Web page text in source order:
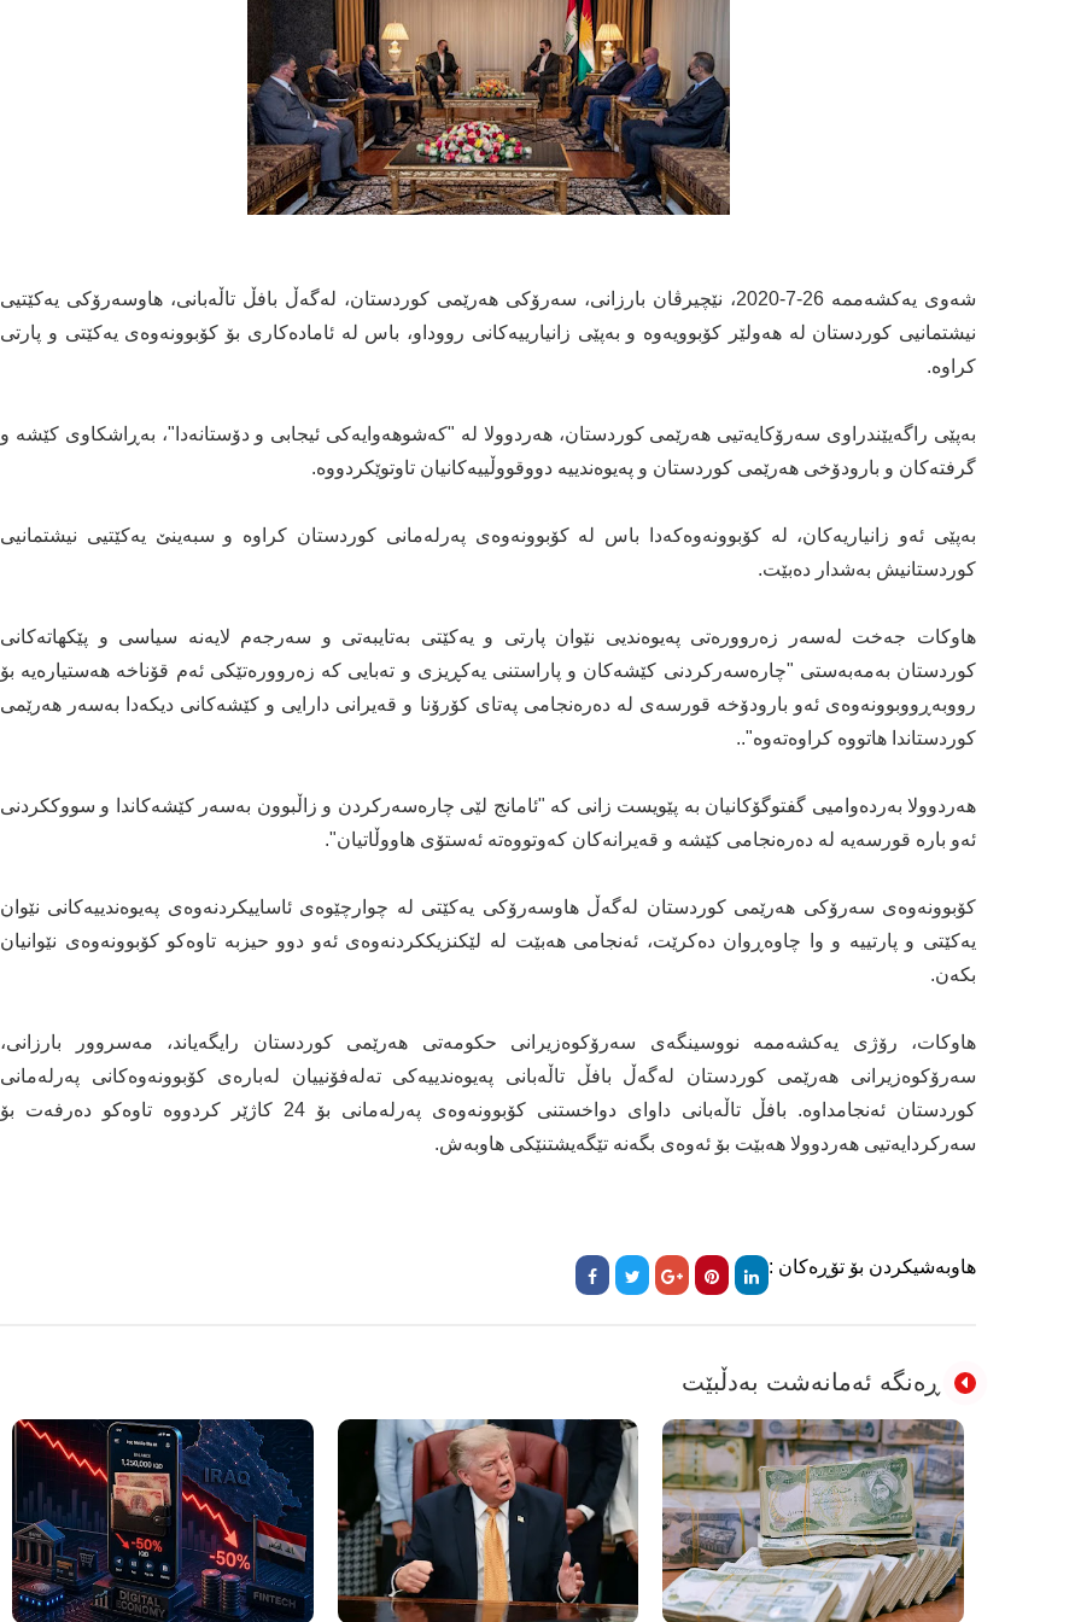
شەوی یەکشەممە 26-7-2020، نێچیرڤان بارزانی، سەرۆکی هەرێمی کوردستان، لەگەڵ بافڵ تاڵەبانی، هاوسەرۆکی یەکێتیی
نیشتمانیی کوردستان لە هەولێر کۆبوویەوە و بەپێی زانیارییەکانی رووداو، باس لە ئامادەکاری بۆ کۆبوونەوەی یەکێتی و پارتی
کراوە.
بەپێی راگەیێندراوی سەرۆکایەتیی هەرێمی کوردستان، هه‌ردوولا له‌ "كه‌شوهه‌وايه‌كى ئيجابى و دۆستانه‌دا"، به‌ڕاشكاوى كێشه‌ و
گرفته‌كان و بارودۆخى هه‌رێمى كوردستان و په‌يوه‌ندييه‌ دووقووڵييه‌كانيان تاوتوێكردووە.
بەپێی ئەو زانیاریەكان، لە کۆبوونەوەکەدا باس لە کۆبوونەوەی پەرلەمانی کوردستان کراوە و سبەینێ یەکێتیی نیشتمانیی
کوردستانیش بەشدار دەبێت.
هاوکات جەخت له‌سه‌ر زه‌رووره‌تى په‌يوه‌نديى نێوان پارتى و يه‌كێتى به‌تايبه‌تى و سه‌رجه‌م لايه‌نه‌ سياسى و پێكهاته‌كانى
كوردستان به‌مه‌به‌ستى "چاره‌سه‌ركردنى كێشه‌كان و پاراستنى يه‌كڕيزى و ته‌بايى كه‌ زه‌رووره‌تێكى ئه‌م قۆناخه‌ هه‌ستياره‌يه‌ بۆ
رووبه‌ڕووبوونه‌وه‌ى ئه‌و بارودۆخه‌ قورسه‌ى له‌ ده‌ره‌نجامى په‌تاى كۆرۆنا و قه‌يرانى دارايى و كێشه‌كانى ديكه‌دا به‌سه‌ر هه‌رێمى
كوردستاندا هاتووه‌ کراوەتەوە"..
هەردوولا بەردەوامیی گفتوگۆکانیان بە پێویست زانی کە "ئامانج لێى چاره‌سه‌ركردن و زاڵبوون به‌سه‌ر كێشه‌كاندا و سووككردنى
ئه‌و باره‌ قورسه‌يه‌ له‌ ده‌ره‌نجامى كێشه‌ و قه‌يرانه‌كان كه‌وتووه‌ته‌ ئه‌ستۆى هاووڵاتيان".
کۆبوونەوەی سەرۆکی هەرێمی کوردستان لەگەڵ هاوسەرۆکی یەکێتی لە چوارچێوەی ئاساییکردنەوەی پەیوەندییەکانی نێوان
یەکێتی و پارتییە و وا چاوەڕوان دەکرێت، ئەنجامی هەبێت لە لێکنزیککردنەوەی ئەو دوو حیزبە تاوەکو کۆبوونەوەی نێوانیان
بکەن.
هاوکات، رۆژی یەکشەممە نووسینگەی سەرۆکوەزیرانی حکومەتی هەرێمی کوردستان رایگەیاند، مەسروور بارزانی،
سەرۆکوەزیرانی هەرێمی کوردستان لەگەڵ بافڵ تاڵەبانی پەیوەندییەکی تەلەفۆنییان لەبارەی کۆبوونەوەکانی پەرلەمانی
کوردستان ئەنجامداوە. بافڵ تاڵەبانی داوای دواخستنی کۆبوونەوەی پەرلەمانی بۆ 24 کاژێر کردووە تاوەکو دەرفەت بۆ
سەرکردایەتیی ھەردوولا هەبێت بۆ ئەوەی بگەنە تێگەیشتنێکی ھاوبەش.
هاوبەشیکردن بۆ تۆڕەکان :
ڕەنگە ئەمانەشت بەدڵبێت